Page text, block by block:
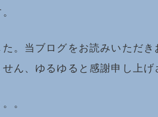
。当ブログをお読みいただ
ん、ゆるゆると感謝申し上げ
。